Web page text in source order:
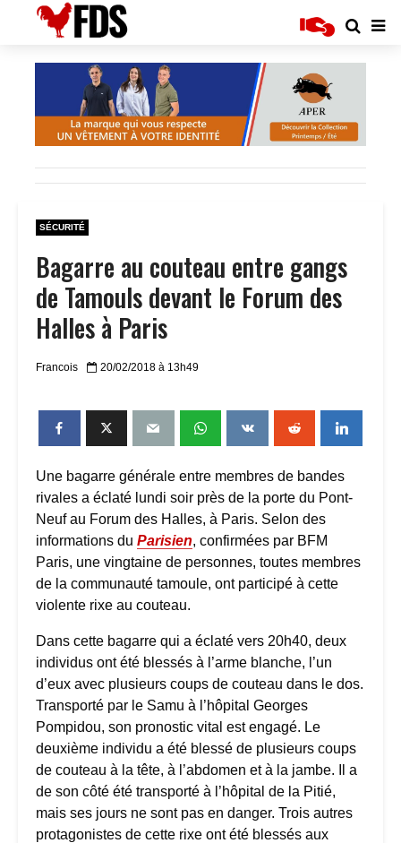
SÉCURITÉ
Bagarre au couteau entre gangs
de Tamouls devant le Forum des
Halles à Paris
Francois 20/02/2018 à 13h49
Une bagarre générale entre membres de bandes
rivales a éclaté lundi soir près de la porte du Pont-
Neuf au Forum des Halles, à Paris. Selon des
informations du Parisien, confirmées par BFM
Paris, une vingtaine de personnes, toutes membres
de la communauté tamoule, ont participé à cette
violente rixe au couteau.
Dans cette bagarre qui a éclaté vers 20h40, deux
individus ont été blessés à l’arme blanche, l’un
d’eux avec plusieurs coups de couteau dans le dos.
Transporté par le Samu à l’hôpital Georges
Pompidou, son pronostic vital est engagé. Le
deuxième individu a été blessé de plusieurs coups
de couteau à la tête, à l’abdomen et à la jambe. Il a
de son côté été transporté à l’hôpital de la Pitié,
mais ses jours ne sont pas en danger. Trois autres
protagonistes de cette rixe ont été blessés aux